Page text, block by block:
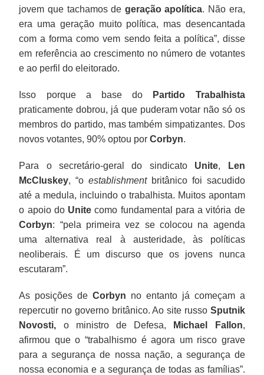
jovem que tachamos de geração apolítica. Não era,
era uma geração muito política, mas desencantada
com a forma como vem sendo feita a política”, disse
em referência ao crescimento no número de votantes
e ao perfil do eleitorado.
Isso porque a base do
Partido Trabalhista
praticamente dobrou, já que puderam votar não só os
membros do partido, mas também simpatizantes. Dos
novos votantes, 90% optou porCorbyn.
Para o secretário-geral do sindicato Unite,
Len
McCluskey, “oestablishmentbritânico foi sacudido
até a medula, incluindo o trabalhista. Muitos apontam
o apoio do Unite como fundamental para a vitória de
Corbyn: “pela primeira vez se colocou na agenda
uma alternativa real à austeridade, às políticas
neoliberais. É um discurso que os jovens nunca
escutaram”.
As posições deCorbyn no entanto já começam a
repercutir no governo britânico. Ao site russo Sputnik
Novosti, o ministro de Defesa, Michael Fallon,
afirmou que o “trabalhismo é agora um risco grave
para a segurança de nossa nação, a segurança de
nossa economia e a segurança de todas as famílias”.